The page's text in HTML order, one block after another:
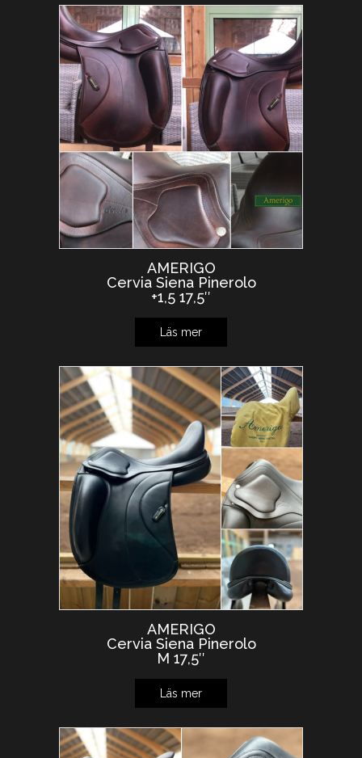
AMERIGO
Cervia Siena Pinerolo
+1,5 17,5″
Läs mer
AMERIGO
Cervia Siena Pinerolo
M 17,5″
Läs mer